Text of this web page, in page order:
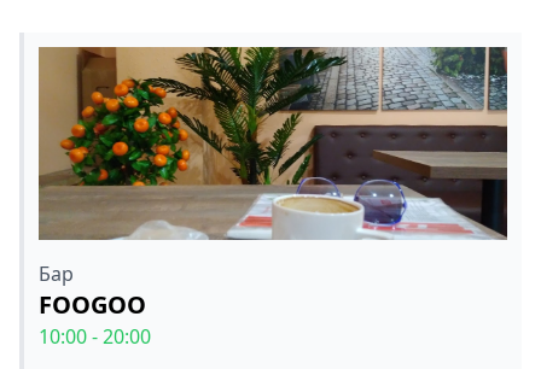
Бар
FOOGOO
10:00 - 20:00